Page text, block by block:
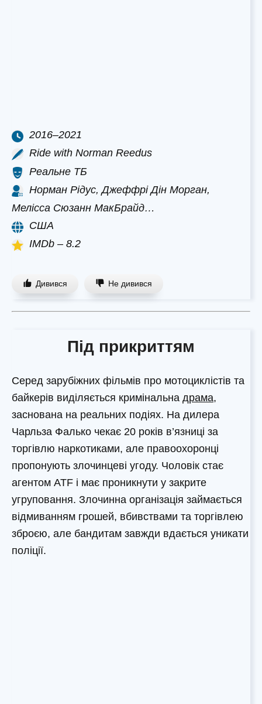
2016–2021
Ride with Norman Reedus
Реальне ТБ
Норман Рідус, Джеффрі Дін Морган,
Мелісса Сюзанн МакБрайд…
США
IMDb – 8.2
Дивився Не дивився
Під прикриттям
Серед зарубіжних фільмів про мотоциклістів та
байкерів виділяється кримінальна драма,
заснована на реальних подіях. На дилера
Чарльза Фалько чекає 20 років в’язниці за
торгівлю наркотиками, але правоохоронці
пропонують злочинцеві угоду. Чоловік стає
агентом ATF і має проникнути у закрите
угруповання. Злочинна організація займається
відмиванням грошей, вбивствами та торгівлею
зброєю, але бандитам завжди вдається уникати
поліції.